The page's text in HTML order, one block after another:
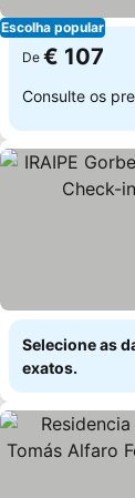
Escolha popular
De € 107
Consulte os
Selecione as
exatos.